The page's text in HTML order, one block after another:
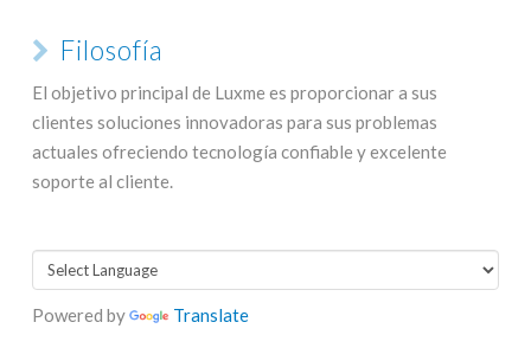
Filosofía
El objetivo principal de Luxme es proporcionar a sus
clientes soluciones innovadoras para sus problemas
actuales ofreciendo tecnología confiable y excelente
soporte al cliente.
Powered by Translate